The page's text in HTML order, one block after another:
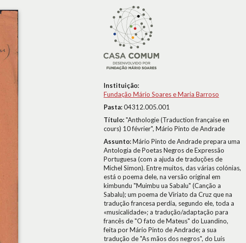
Instituição:
Fundação Mário Soares e Maria Barroso
Pasta:04312.005.001
Título:"Anthologie (Traduction française en
cours) 10 février", Mário Pinto de Andrade
Assunto:Mário Pinto de Andrade prepara uma
Antologia de Poetas Negros de Expressão
Portuguesa (com a ajuda de traduções de
Michel Simon). Entre muitos, das várias colónias,
está o poema dele, na versão original em
kimbundu "Muimbu ua Sabalu" (Canção a
Sabalu); um poema de Viriato da Cruz que na
tradução francesa perdia, segundo ele, toda a
«musicalidade»; a tradução/adaptação para
francês de "O fato de Mateus" do Luandino,
feita por Mário Pinto de Andrade; a sua
tradução de "As mãos dos negros", do Luís